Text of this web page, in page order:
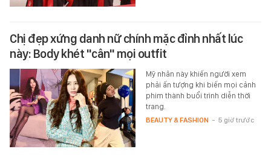
Chị đẹp xứng danh nữ chính mặc đỉnh nhất lúc
này: Body khét "cân" mọi outfit
Mỹ nhân này khiến người xem
phải ấn tượng khi biến mọi cảnh
phim thành buổi trình diễn thời
trang.
BEAUTY & FASHION - 5 giờ trước